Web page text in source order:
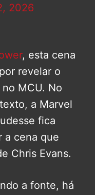
2026
, esta cena
revelar o
MCU. No
a Marvel
fica
a cena que
Chris Evans.
a fonte, há